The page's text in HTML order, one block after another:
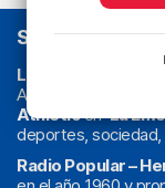
SOBRE
La radio sin cadenas
Actualidad y
Athleticen‘La
deportes, sociedad,
Radio Popular –